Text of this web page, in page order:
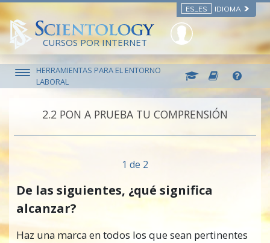
ES_ES IDIOMA
CURSOS POR INTERNET
HERRAMIENTAS PARA EL ENTORNO
LABORAL
2.‎2 PON A PRUEBA TU COMPRENSIÓN
1 de 2
De las siguientes, ¿qué significa
alcanzar?
Haz una marca en todos los que sean pertinentes